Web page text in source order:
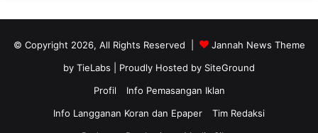
© Copyright 2026, All Rights Reserved |
Jannah News Theme
by TieLabs | Proudly Hosted by SiteGround
Profil
Info Pemasangan Iklan
Info Langganan Koran dan Epaper
Tim Redaksi